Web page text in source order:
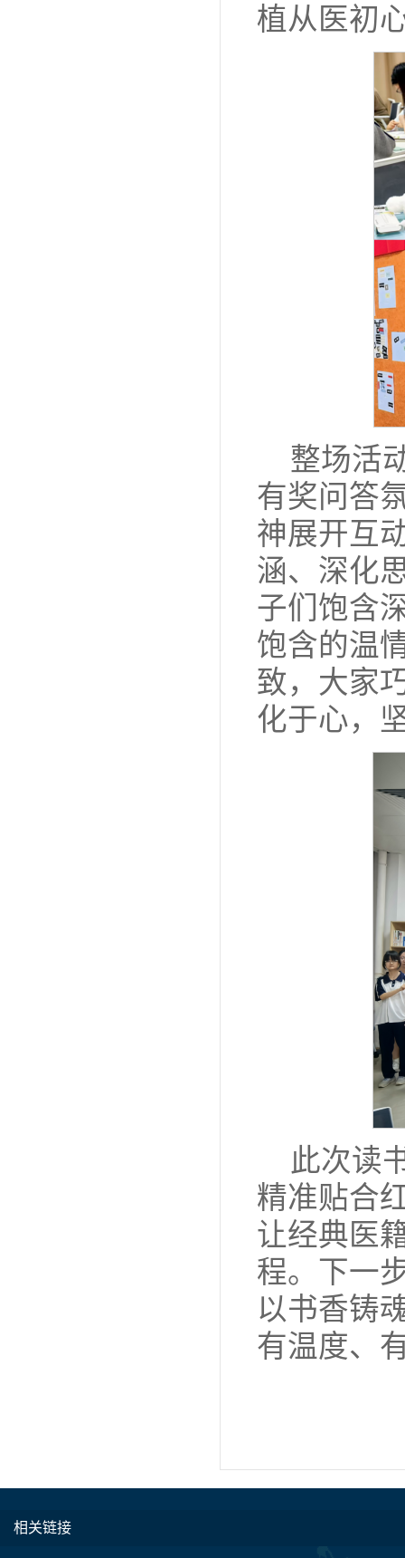
植从医初
整场活
有奖问答
神展开互
涵、深化
子们饱含
饱含的温
致，大家
化于心，
此次读
精准贴合
让经典医
程。下一
以书香铸
有温度、
相关链接